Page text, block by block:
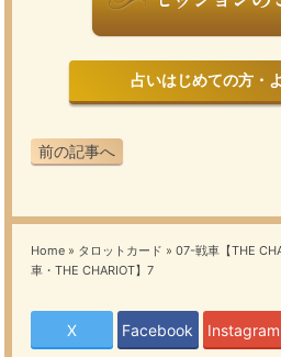
占いはじめての方
前の記事へ
Home » タロットカード » 07-戦車【THE
車・THE CHARIOT】7
X Facebook Instagram